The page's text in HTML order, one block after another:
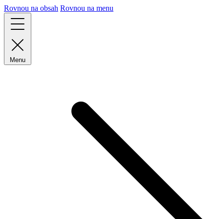
Rovnou na obsah Rovnou na menu
Menu